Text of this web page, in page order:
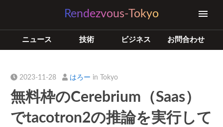
Rendezvous-Tokyo
ニュース 技術 ビジネス お問合わせ
2023-11-28 はろー in Tokyo
無料枠のCerebrium（Saas）
でtacotron2の推論を実行して